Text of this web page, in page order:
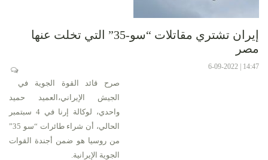
إيران تشتري مقاتلات “سو-35” التي تخلت عنها
مصر
14:47 | 6-09-2022
صرح قائد القوة الجوية في
الجيش الإيراني،العميد حميد
واحدي، لوكالة إرنا في 4 سبتمبر
الحالي، أن شراء طائرات “سو 35”
من روسيا هو ضمن أجندة القوات
الجوية الإيرانية.